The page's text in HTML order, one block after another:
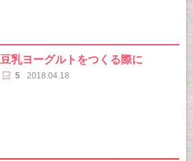
豆乳ヨーグルトをつくる際に
5 2018.04.18